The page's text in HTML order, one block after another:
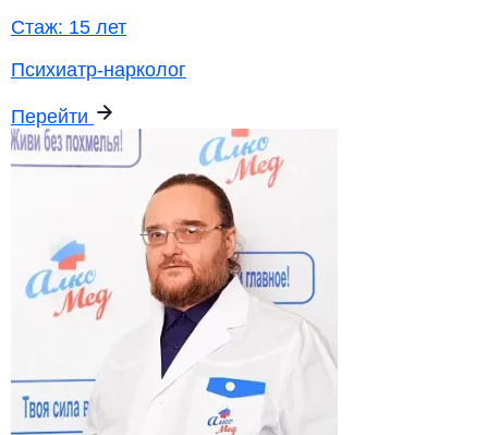
Стаж: 15 лет
Психиатр-нарколог
Перейти